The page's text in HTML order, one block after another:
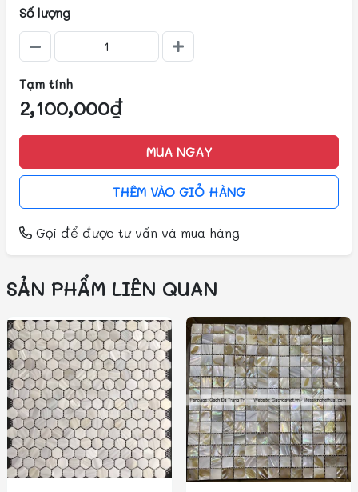
Số lượng
Tạm tính
2,100,000₫
MUA NGAY
THÊM VÀO GIỎ HÀNG
Gọi để được tư vấn và mua hàng
SẢN PHẨM LIÊN QUAN